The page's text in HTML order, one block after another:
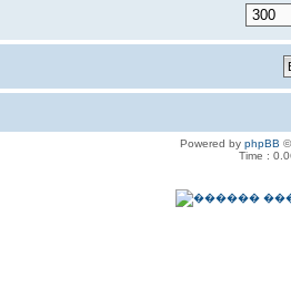
Powered by phpBB
Time :